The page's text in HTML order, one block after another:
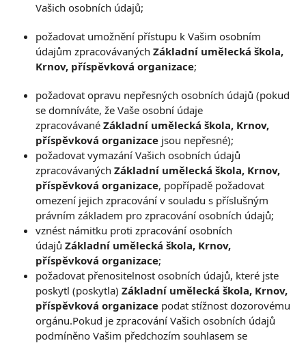
Vašich osobních údajů;
požadovat umožnění přístupu k Vašim osobním
údajům zpracovávanýchZákladní umělecká škola,
Krnov, příspěvková organizace;
požadovat opravu nepřesných osobních údajů (pokud
se domníváte, že Vaše osobní údaje
zpracovávanéZákladní umělecká škola, Krnov,
příspěvková organizace jsou nepřesné);
požadovat vymazání Vašich osobních údajů
zpracovávanýchZákladní umělecká škola, Krnov,
příspěvková organizace, popřípadě požadovat
omezení jejich zpracování v souladu s příslušným
právním základem pro zpracování osobních údajů;
vznést námitku proti zpracování osobních
údajůZákladní umělecká škola, Krnov,
příspěvková organizace;
požadovat přenositelnost osobních údajů, které jste
poskytl (poskytla)Základní umělecká škola, Krnov,
příspěvková organizace podat stížnost dozorovému
orgánu.Pokud je zpracování Vašich osobních údajů
podmíněno Vašim předchozím souhlasem se